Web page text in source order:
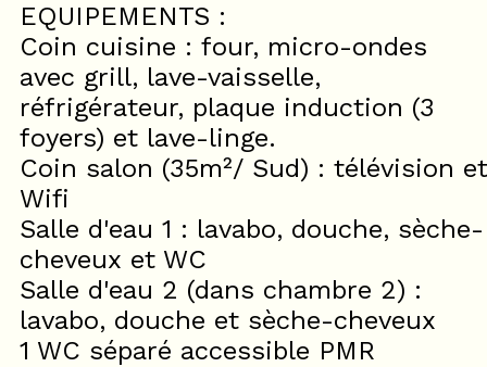
EQUIPEMENTS :
Coin cuisine : four, micro-ondes
avec grill, lave-vaisselle,
réfrigérateur, plaque induction (3
foyers) et lave-linge.
Coin salon (35m²/ Sud) : télévision et
Wifi
Salle d'eau 1 : lavabo, douche, sèche-
cheveux et WC
​Salle d'eau 2 (dans chambre 2) :
lavabo, douche et sèche-cheveux
1 WC séparé accessible PMR